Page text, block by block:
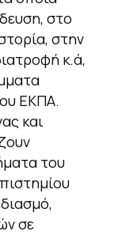
στο
στην
κ.ά,
ΕΚΠΑ.
και
του
σε